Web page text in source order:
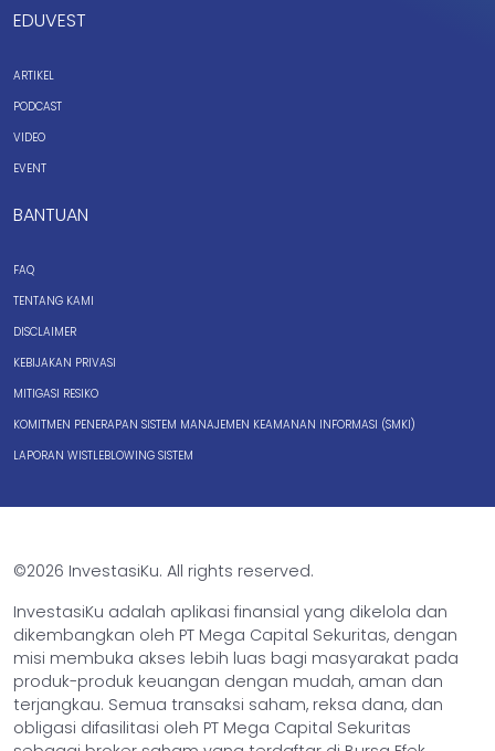
EDUVEST
ARTIKEL
PODCAST
VIDEO
EVENT
BANTUAN
FAQ
TENTANG KAMI
DISCLAIMER
KEBIJAKAN PRIVASI
MITIGASI RESIKO
KOMITMEN PENERAPAN SISTEM MANAJEMEN KEAMANAN INFORMASI (SMKI)
LAPORAN WISTLEBLOWING SISTEM
©2026 InvestasiKu. All rights reserved.
InvestasiKu adalah aplikasi finansial yang dikelola dan
dikembangkan oleh PT Mega Capital Sekuritas, dengan
misi membuka akses lebih luas bagi masyarakat pada
produk-produk keuangan dengan mudah, aman dan
terjangkau. Semua transaksi saham, reksa dana, dan
obligasi difasilitasi oleh PT Mega Capital Sekuritas